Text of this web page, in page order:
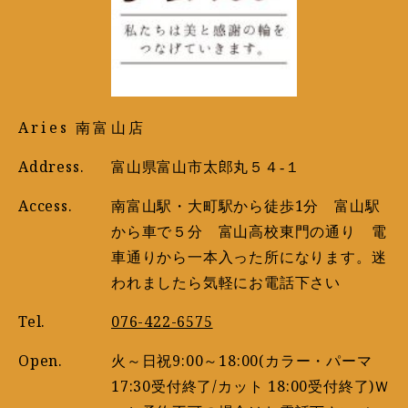
Aries 南富山店
Address.
富山県富山市太郎丸５４‐１
Access.
南富山駅・大町駅から徒歩1分 富山駅
から車で５分 富山高校東門の通り 電
車通りから一本入った所になります。迷
われましたら気軽にお電話下さい
Tel.
076-422-6575
Open.
火～日祝9:00～18:00(カラー・パーマ
17:30受付終了/カット 18:00受付終了)Ｗ